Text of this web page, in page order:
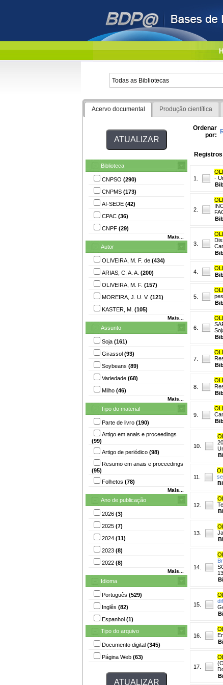
Acervo documental Produção científica
Biblioteca
CNPSO (290)
CNPMS (173)
AI-SEDE (42)
CPAC (36)
CNPF (29)
Mais...
Autor
OLIVEIRA, M. F. de (434)
ARIAS, C. A. A. (200)
OLIVEIRA, M. F. (157)
MOREIRA, J. U. V. (121)
KASTER, M. (105)
Mais...
Assunto
Soja (161)
Girassol (93)
Soybeans (89)
Variedade (68)
Milho (46)
Mais...
Tipo do material
Parte de livro (190)
Artigo em anais e proceedings
(99)
Artigo de periódico (98)
Resumo em anais e proceedings
(95)
Folhetos (78)
Mais...
Ano de publicação
2026 (3)
2025 (7)
2024 (11)
2023 (8)
2022 (8)
Mais...
Idioma
Português (529)
Inglês (82)
Espanhol (1)
Tipo do arquivo
Documento digital (345)
Página Web (63)
Ordenar
por:
1.
-
2.
3.
4.
5.
6.
7.
8.
9.
10.
11.
12.
13.
14.
15.
16.
17.